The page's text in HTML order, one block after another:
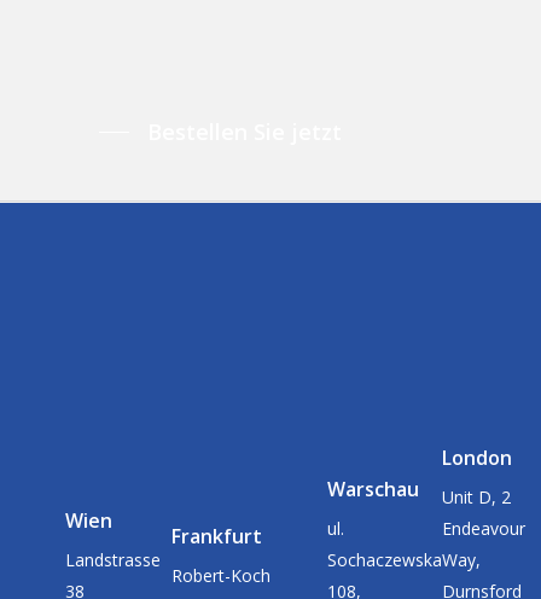
Wien
Landstrasse
38
Frankfurt
Robert-Koch
Warschau
ul.
Sochaczewska
108,
London
Unit D, 2
Endeavour
Way,
Durnsford